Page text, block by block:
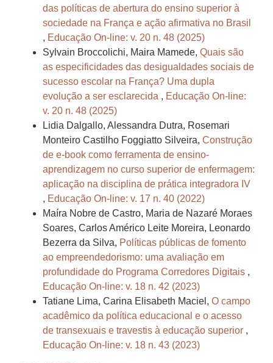
das políticas de abertura do ensino superior à
sociedade na França e ação afirmativa no Brasil
, Educação On-line: v. 20 n. 48 (2025)
Sylvain Broccolichi, Maira Mamede, Quais são
as especificidades das desigualdades sociais de
sucesso escolar na França? Uma dupla
evolução a ser esclarecida , Educação On-line:
v. 20 n. 48 (2025)
Lidia Dalgallo, Alessandra Dutra, Rosemari
Monteiro Castilho Foggiatto Silveira, Construção
de e-book como ferramenta de ensino-
aprendizagem no curso superior de enfermagem:
aplicação na disciplina de prática integradora IV
, Educação On-line: v. 17 n. 40 (2022)
Maíra Nobre de Castro, Maria de Nazaré Moraes
Soares, Carlos Américo Leite Moreira, Leonardo
Bezerra da Silva, Políticas públicas de fomento
ao empreendedorismo: uma avaliação em
profundidade do Programa Corredores Digitais ,
Educação On-line: v. 18 n. 42 (2023)
Tatiane Lima, Carina Elisabeth Maciel, O campo
acadêmico da política educacional e o acesso
de transexuais e travestis à educação superior ,
Educação On-line: v. 18 n. 43 (2023)